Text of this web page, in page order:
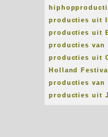
producties uit
producties uit
producties van
producties uit
Holland Festival
producties van
producties uit